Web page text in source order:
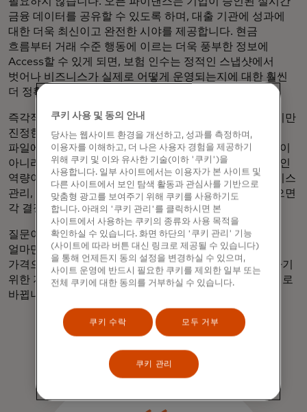
금융 데이터를 공유할 수 있도록 하며, 대출 기관에 성과에
대한 더욱 최신이고 완전한 시야를 제공합니다. 현금
흐름부터 거래 수준 행동에 이르는 더욱 풍부한 정보에
Access할 수 있게 되면, 보험 인수는 정적인 스냅샷에서
벗어나 비즈니스가 실제로 어떻게 운영되는지에 대한 훨씬
더 정확한 이해로 전환될 수 있습니다.
즉각적인 이점은 분명합니다: 더 빠르고 정확한 심사. 하지만
진정한 전환은 더 근본적입니다. 언더라이팅은 정적인
파일에 기반하여 특정 시점에만 승인 또는 거절하는 방식이
아니라, 전체 고객 라이프사이클에 걸쳐 적용되는 지속적인
역량이 됩니다. 사전 자격 심사, 가격 책정, 한도 배정, 서비스
관리, 상환: 최신의 완전한 데이터를 바탕으로 정보를 얻으면
각 결정의 정확도가 더욱 높아집니다.
질문이 단순히 비즈니스가 자격을 갖추는지 여부에서,
얼마만큼의 자금이 적절한지, 어떤 조건으로, 얼마의
가격으로, 그리고 시간이 지남에 따라 상호 성공을 지원하기
위한 지속적인 모니터링, 참여 및 서비스 전략은 무엇인지로
바뀝니다.
쿠키 사용 및 동의 안내
당사는 웹사이트 환경을 개선하고, 성과를 측정하며,
이용자를 이해하고, 더 나은 사용자 경험을 제공하기
위해 쿠키 및 이와 유사한 기술(이하 '쿠키')을
사용합니다. 일부 사이트에서는 이용자가 본 사이트 및
다른 사이트에서 보인 탐색 활동과 관심사를 기반으로
맞춤형 광고를 보여주기 위해 쿠키를 사용하기도
합니다. 아래의 '쿠키 관리'를 클릭하시면 본
사이트에서 사용하는 쿠키의 종류와 사용 목적을
확인하실 수 있습니다. 화면 하단의 '쿠키 관리' 기능
(사이트에 따라 버튼 대신 링크로 제공될 수 있습니다)
을 통해 언제든지 동의 설정을 변경하실 수 있으며,
사이트 운영에 반드시 필요한 쿠키를 제외한 일부 또는
전체 쿠키에 대한 동의를 거부하실 수 있습니다.
쿠키 수락 모두 거부
쿠키 관리